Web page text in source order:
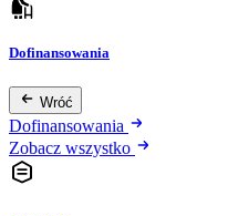
Dofinansowania
Wróć
Dofinansowania
Zobacz wszystko